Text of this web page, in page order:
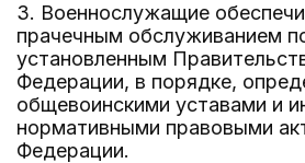
3. Военнослужащие
прачечным обслуживанием
установленным
Федерации, в порядке,
общевоинскими уставами и
нормативными правовыми
Федерации.